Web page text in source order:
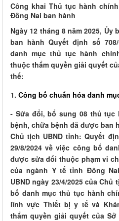
Công khai Thủ tục hành
Đồng Nai ban hành
Ngày 12 tháng 8 năm 2025,
ban hành Quyết định số
danh mục thủ tục hành
thuộc thẩm quyền giải quyết
thể:
1. Công bố chuẩn hóa danh
- Sửa đổi, bổ sung 08 thủ tục
bệnh, chữa bệnh đã được ban
Chủ tịch UBND tỉnh: Quyết
29/8/2024 về việc công bố
được sửa đổi thuộc phạm vi
của ngành Y tế tỉnh Đồng
UBND ngày 23/4/2025 của
bố danh mục thủ tục hành
lĩnh vực Thiết bị y tế và
thẩm quyền giải quyết của